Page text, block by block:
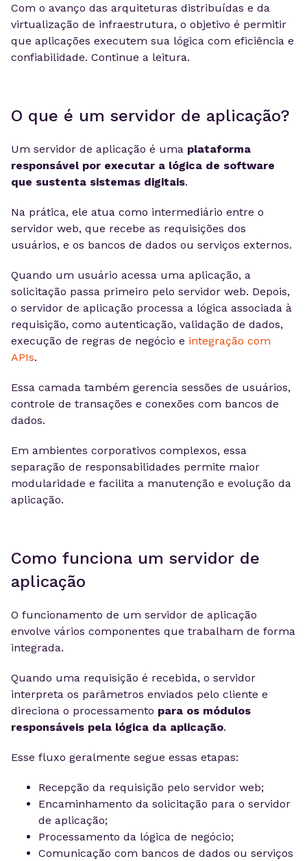
Com o avanço das arquiteturas distribuídas e da
virtualização de infraestrutura, o objetivo é permitir
que aplicações executem sua lógica com eficiência e
confiabilidade. Continue a leitura.
O que é um servidor de aplicação?
Um servidor de aplicação é uma plataforma
responsável por executar a lógica de software
que sustenta sistemas digitais.
Na prática, ele atua como intermediário entre o
servidor web, que recebe as requisições dos
usuários, e os bancos de dados ou serviços externos.
Quando um usuário acessa uma aplicação, a
solicitação passa primeiro pelo servidor web. Depois,
o servidor de aplicação processa a lógica associada à
requisição, como autenticação, validação de dados,
execução de regras de negócio e integração com
APIs.
Essa camada também gerencia sessões de usuários,
controle de transações e conexões com bancos de
dados.
Em ambientes corporativos complexos, essa
separação de responsabilidades permite maior
modularidade e facilita a manutenção e evolução da
aplicação.
Como funciona um servidor de
aplicação
O funcionamento de um servidor de aplicação
envolve vários componentes que trabalham de forma
integrada.
Quando uma requisição é recebida, o servidor
interpreta os parâmetros enviados pelo cliente e
direciona o processamento para os módulos
responsáveis pela lógica da aplicação.
Esse fluxo geralmente segue essas etapas:
Recepção da requisição pelo servidor web;
Encaminhamento da solicitação para o servidor
de aplicação;
Processamento da lógica de negócio;
Comunicação com bancos de dados ou serviços